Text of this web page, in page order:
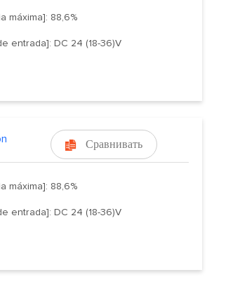
máxima]: 88,6%
entrada]: DC 24 (18-36)V
 Сравнивать
máxima]: 88,6%
entrada]: DC 24 (18-36)V